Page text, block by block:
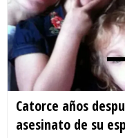
Catorce años
asesinato de su